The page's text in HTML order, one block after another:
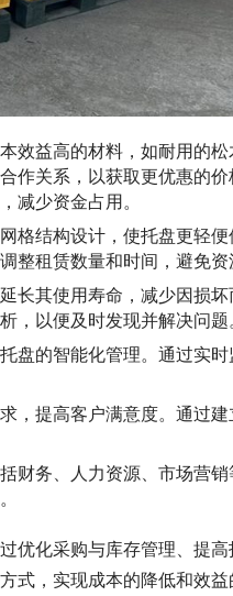
效益高的材料，如耐用的
作关系，以获取更优惠的
减少资金占用。
格结构设计，使托盘更轻
整租赁数量和时间，避免资
长其使用寿命，减少因损
，以便及时发现并解决问题
盘的智能化管理。通过实
，提高客户满意度。通过
财务、人力资源、市场营
优化采购与库存管理、提
式，实现成本的降低和效益